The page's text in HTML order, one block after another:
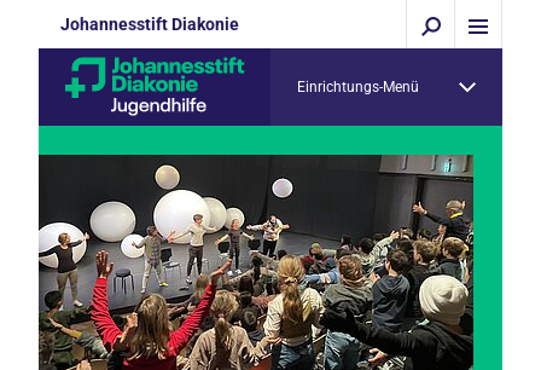
Johannesstift Diakonie
Einrichtungs-Menü